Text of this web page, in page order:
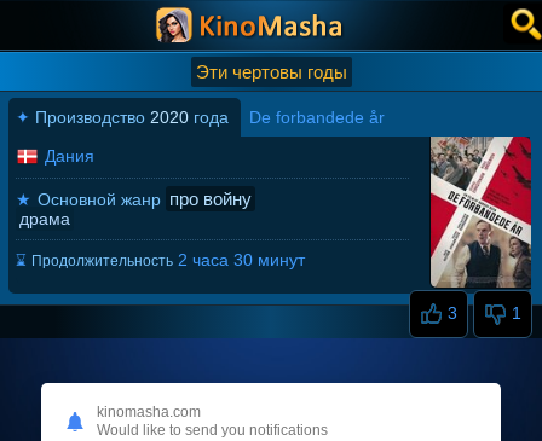
Эти чертовы годы
✦ Производство 2020 года De forbandede år
3 1
Дания
★ Основной жанр про войну
драма
⌛ Продолжительность 2 часа 30 минут
kinomasha.com
Would like to send you notifications